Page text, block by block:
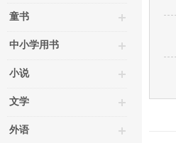
童书
中小学用书
小说
文学
外语